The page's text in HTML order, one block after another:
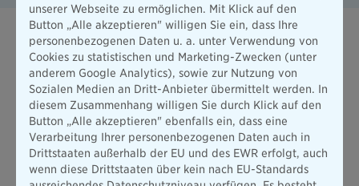
Staatliche Förderungen für Bausparende
Wer einen Bausparvertrag hat, kann unter Umständen von
folgenden staatlichen Förderungen profitieren:
Wohnriester-Programm
Das Wohnriester-Programm, auch als Eigenheimrente
unserer Webseite zu ermöglichen. Mit Klick auf den
Button „Alle akzeptieren" willigen Sie ein, dass Ihre
personenbezogenen Daten u. a. unter Verwendung von
Cookies zu statistischen und Marketing-Zwecken (unter
anderem Google Analytics), sowie zur Nutzung von
Sozialen Medien an Dritt-Anbieter übermittelt werden. In
diesem Zusammenhang willigen Sie durch Klick auf den
Button „Alle akzeptieren" ebenfalls ein, dass eine
Verarbeitung Ihrer personenbezogenen Daten auch in
Drittstaaten außerhalb der EU und des EWR erfolgt, auch
wenn diese Drittstaaten über kein nach EU-Standards